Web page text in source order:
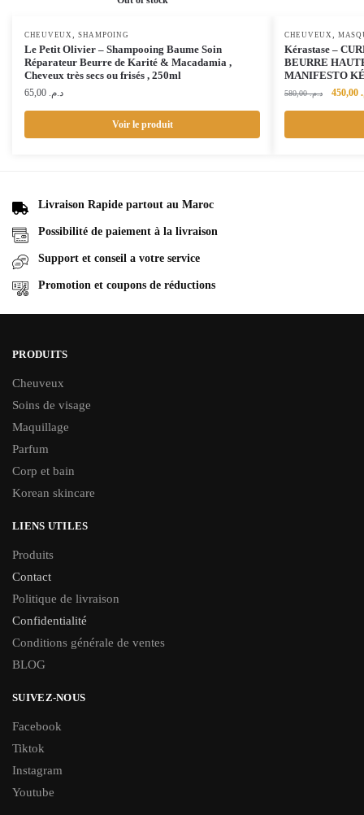
CHEUVEUX ,SHAMPOING
Le Petit Olivier – Shampooing Baume Soin
Réparateur Beurre de Karité & Macadamia ,
Cheveux très secs ou frisés , 250ml
د.م.
Voir le produit
CHEUVEUX ,
Kérastase –
BEURRE
MANIFESTO
د.م.580,00
Le
était :
Livraison Rapide partout au Maroc
Possibilité de paiement à la livraison
Support et conseil a votre service
Promotion et coupons de réductions
PRODUITS
Cheuveux
Soins de visage
Maquillage
Parfum
Corp et bain
Korean skincare
LIENS UTILES
Produits
Contact
Politique de livraison
Confidentialité
Conditions générale de ventes
BLOG
SUIVEZ-NOUS
Facebook
Tiktok
Instagram
Youtube